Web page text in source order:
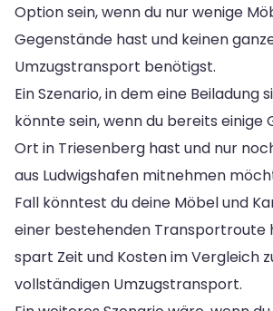
Option sein, wenn du nur wenige
Gegenstände hast und keinen
Umzugstransport benötigst.
Ein Szenario, in dem eine Beiladung
könnte sein, wenn du bereits einige
Ort in Triesenberg hast und nur
aus Ludwigshafen mitnehmen
Fall könntest du deine Möbel und
einer bestehenden Transportroute
spart Zeit und Kosten im Vergleich
vollständigen Umzugstransport.